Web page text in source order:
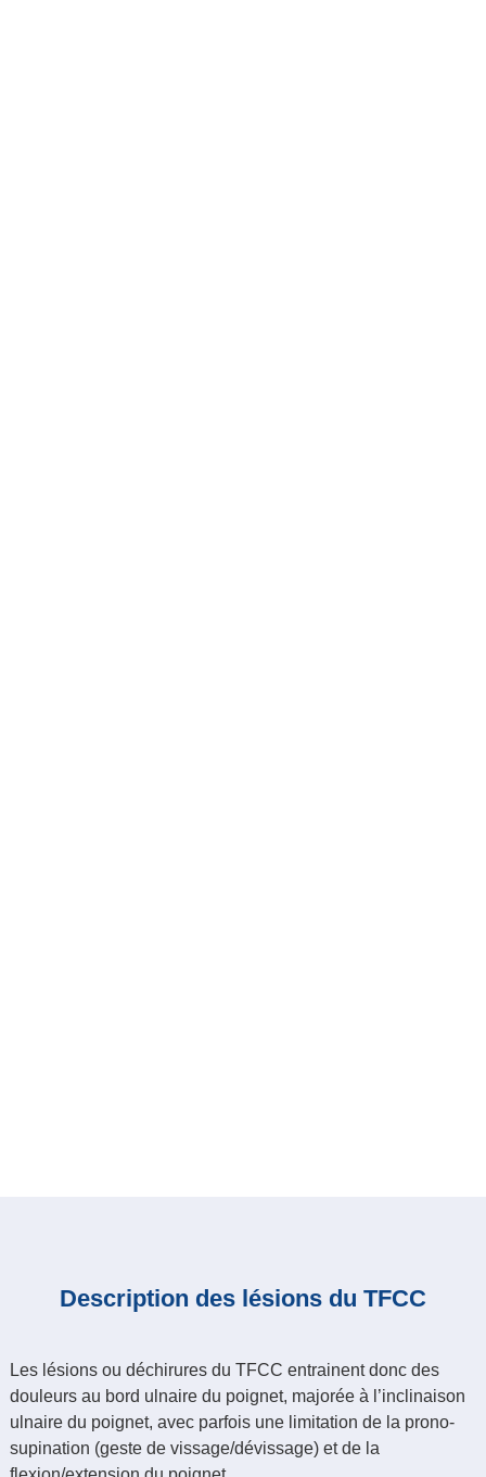
Description des lésions du TFCC
Les lésions ou déchirures du TFCC entrainent donc des
douleurs au bord ulnaire du poignet, majorée à l’inclinaison
ulnaire du poignet, avec parfois une limitation de la prono-
supination (geste de vissage/dévissage) et de la